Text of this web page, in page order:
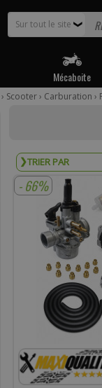
❯
Sur tout le site
Mécaboite
› Scooter› Carburation ›
- 66%
Pour